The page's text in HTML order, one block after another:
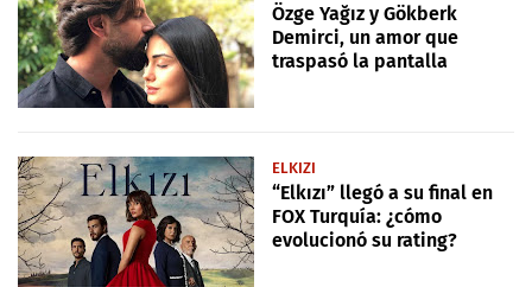
Özge Yağız y Gökberk
Demirci, un amor que
traspasó la pantalla
ELKIZI
“Elkızı” llegó a su final en
FOX Turquía: ¿cómo
evolucionó su rating?